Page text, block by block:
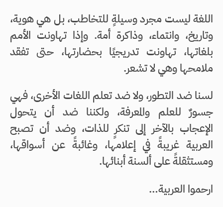
اللغة ليست مجرد وسيلةٍ للتخاطب، بل هي هوية،
وتاريخ، وانتماء، وذاكرة أمة. وإذا تهاونت الأمم
بلغاتها، تهاونت تدريجيًا بحضارتها، حتى تفقد
ملامحها وهي لا تشعر.
لسنا ضد التطور، ولا ضد تعلم اللغات الأخرى، فهي
جسورٌ للعلم والمعرفة، ولكننا ضد أن يتحول
الإعجاب بالآخر إلى تنكرٍ للذات، وضد أن تصبح
العربية غريبةً في إعلامها، وغائبةً عن أسواقها،
ومستثقلةً على ألسنة أبنائها.
ارحموا العربية…